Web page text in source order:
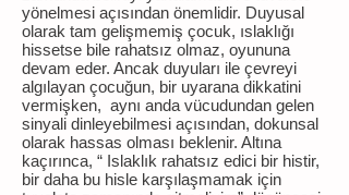
yönelmesi açısından önemlidir. Duyusal
olarak tam gelişmemiş çocuk, ıslaklığı
hissetse bile rahatsız olmaz, oyununa
devam eder. Ancak duyuları ile çevreyi
algılayan çocuğun, bir uyarana dikkatini
vermişken, aynı anda vücudundan gelen
sinyali dinleyebilmesi açısından, dokunsal
olarak hassas olması beklenir. Altına
kaçırınca, “ Islaklık rahatsız edici bir histir,
bir daha bu hisle karşılaşmamak için